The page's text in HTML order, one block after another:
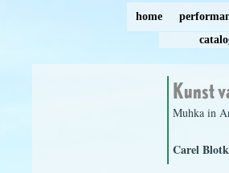
home
Kunst
Muhka in
Carel